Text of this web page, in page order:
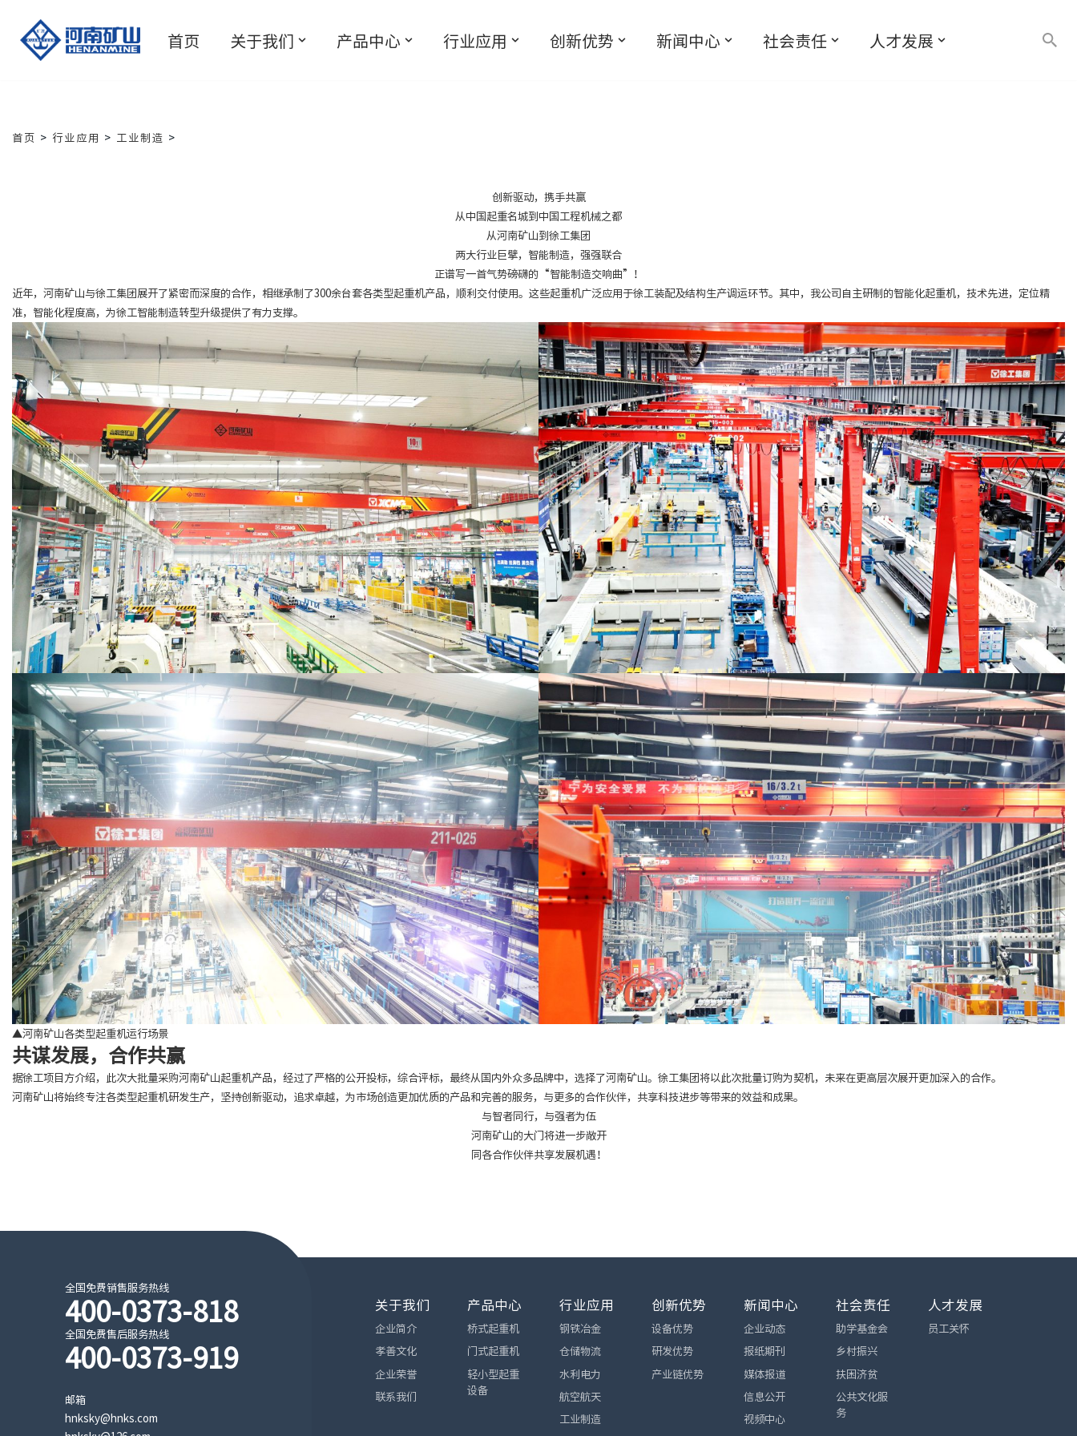
跳
首页 关于我们 产品中心 行业应用 创新优势 新闻中心 社会责任 人才发展
首页 > 行业应用 > 工业制造 >
创新驱动，携手共赢
从中国起重名城到中国工程机械之都
从河南矿山到徐工集团
两大行业巨擘，智能制造，强强联合
正谱写一首气势磅礴的“智能制造交响曲”！
近年，河南矿山与徐工集团展开了紧密而深度的合作，相继承制了300余台套各类型起重机产品，顺利交付使用。这些起重机广泛应用于徐工装配及结构生产调运环节。其中，我公司自主研制的智能化起重机，技术先进，定位精
准，智能化程度高，为徐工智能制造转型升级提供了有力支撑。
▲河南矿山各类型起重机运行场景
共谋发展，合作共赢
据徐工项目方介绍，此次大批量采购河南矿山起重机产品，经过了严格的公开投标，综合评标，最终从国内外众多品牌中，选择了河南矿山。徐工集团将以此次批量订购为契机，未来在更高层次展开更加深入的合作。
河南矿山将始终专注各类型起重机研发生产，坚持创新驱动，追求卓越，为市场创造更加优质的产品和完善的服务，与更多的合作伙伴，共享科技进步等带来的效益和成果。
与智者同行，与强者为伍
河南矿山的大门将进一步敞开
同各合作伙伴共享发展机遇！
全国免费销售服务热线
400-0373-818
全国免费售后服务热线
400-0373-919
邮箱
hnksky@hnks.com
关于我们
企业简介
孝善文化
企业荣誉
联系我们
产品中心
桥式起重机
门式起重机
轻小型起重
设备
行业应用
钢铁冶金
仓储物流
水利电力
航空航天
工业制造
创新优势
设备优势
研发优势
产业链优势
新闻中心
企业动态
报纸期刊
媒体报道
信息公开
视频中心
社会责任
助学基金会
乡村振兴
扶困济贫
公共文化服
务
人才发展
员工关怀